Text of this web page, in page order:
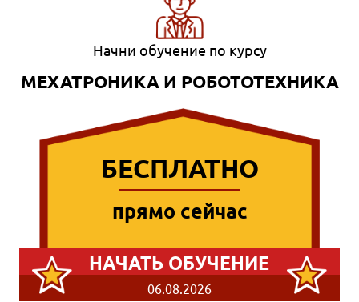
Начни обучение по курсу
МЕХАТРОНИКА И РОБОТОТЕХНИКА
БЕСПЛАТНО
прямо сейчас
НАЧАТЬ ОБУЧЕНИЕ
06.08.2026